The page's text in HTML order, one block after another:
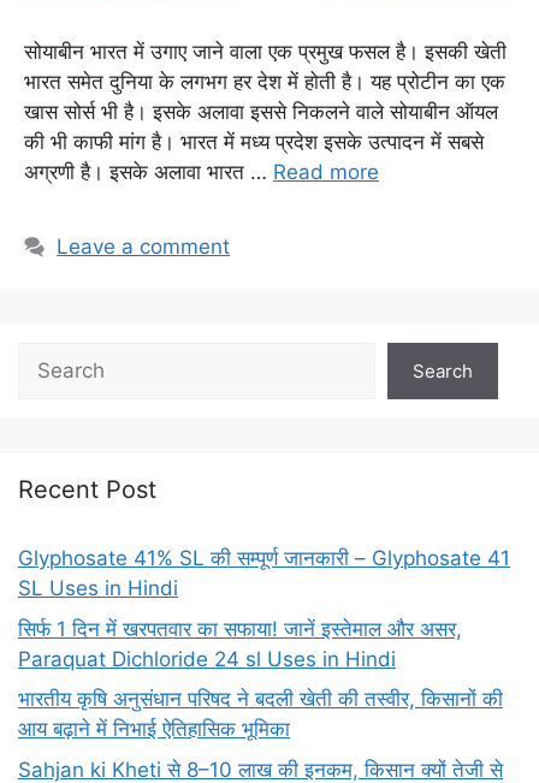
सोयाबीन भारत में उगाए जाने वाला एक प्रमुख फसल है। इसकी खेती
भारत समेत दुनिया के लगभग हर देश में होती है। यह प्रोटीन का एक
खास सोर्स भी है। इसके अलावा इससे निकलने वाले सोयाबीन ऑयल
की भी काफी मांग है। भारत में मध्य प्रदेश इसके उत्पादन में सबसे
अग्रणी है। इसके अलावा भारत … Read more
Leave a comment
Search
Recent Post
Glyphosate 41% SL की सम्पूर्ण जानकारी – Glyphosate 41
SL Uses in Hindi
सिर्फ 1 दिन में खरपतवार का सफाया! जानें इस्तेमाल और असर,
Paraquat Dichloride 24 sl Uses in Hindi
भारतीय कृषि अनुसंधान परिषद ने बदली खेती की तस्वीर, किसानों की
आय बढ़ाने में निभाई ऐतिहासिक भूमिका
Sahjan ki Kheti से 8–10 लाख की इनकम, किसान क्यों तेजी से